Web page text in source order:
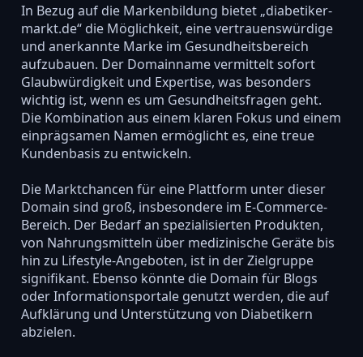
In Bezug auf die Markenbildung bietet „diabetiker-
markt.de“ die Möglichkeit, eine vertrauenswürdige
und anerkannte Marke im Gesundheitsbereich
aufzubauen. Der Domainname vermittelt sofort
Glaubwürdigkeit und Expertise, was besonders
wichtig ist, wenn es um Gesundheitsfragen geht.
Die Kombination aus einem klaren Fokus und einem
einprägsamen Namen ermöglicht es, eine treue
Kundenbasis zu entwickeln.
Die Marktchancen für eine Plattform unter dieser
Domain sind groß, insbesondere im E-Commerce-
Bereich. Der Bedarf an spezialisierten Produkten,
von Nahrungsmitteln über medizinische Geräte bis
hin zu Lifestyle-Angeboten, ist in der Zielgruppe
signifikant. Ebenso könnte die Domain für Blogs
oder Informationsportale genutzt werden, die auf
Aufklärung und Unterstützung von Diabetikern
abzielen.